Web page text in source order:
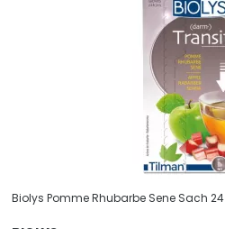
Biolys Pomme Rhubarbe Sene Sach 24